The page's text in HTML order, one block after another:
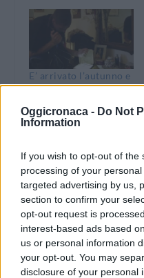
Oggicronaca - Do Not
Information
If you wish to opt-out of
processing of your
targeted advertising by us,
section to confirm your
opt-out request is
interest-based ads based
us or personal information
your opt-out. You may
disclosure of your personal
E’ arrivato l’autunno e
a Tortona sono tornati
modo continuativo.
6 Ottobre 2019
In "Tortona"